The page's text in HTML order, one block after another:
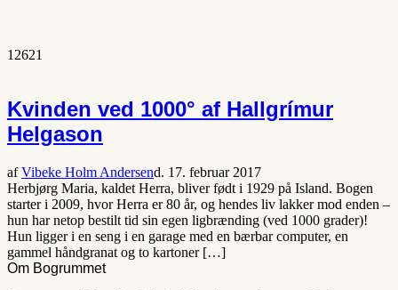
1 2621
Kvinden ved 1000° af Hallgrímur
Helgason
afVibeke Holm Andersend. 17. februar 2017
Herbjørg Maria, kaldet Herra, bliver født i 1929 på Island. Bogen
starter i 2009, hvor Herra er 80 år, og hendes liv lakker mod enden –
hun har netop bestilt tid sin egen ligbrænding (ved 1000 grader)!
Hun ligger i en seng i en garage med en bærbar computer, en
gammel håndgranat og to kartoner […]
Om Bogrummet